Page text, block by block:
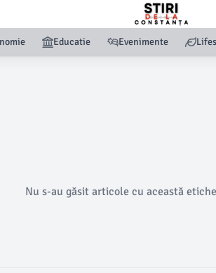
Educatie Evenimente
Nu s-au găsit articole cu această